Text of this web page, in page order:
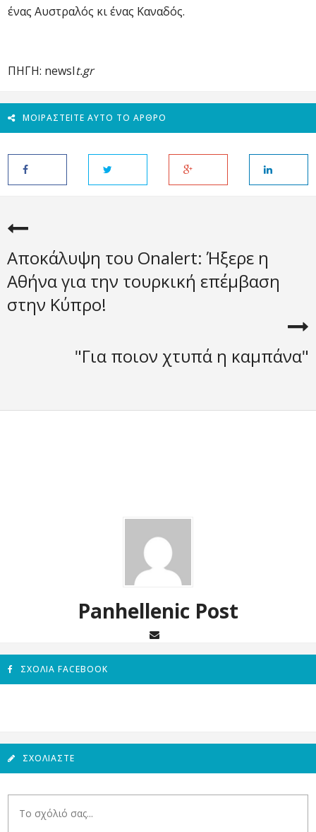
ένας Αυστραλός κι ένας Καναδός.
ΠΗΓΗ: newsIt.gr
ΜΟΙΡΑΣΤΕΊΤΕ ΑΥΤΌ ΤΟ ΆΡΘΡΟ
Αποκάλυψη του Onalert: Ήξερε η
Αθήνα για την τουρκική επέμβαση
στην Κύπρο!
"Για ποιον χτυπά η καμπάνα"
Panhellenic Post
ΣΧΌΛΙΑ FACEBOOK
ΣΧΟΛΙΆΣΤΕ